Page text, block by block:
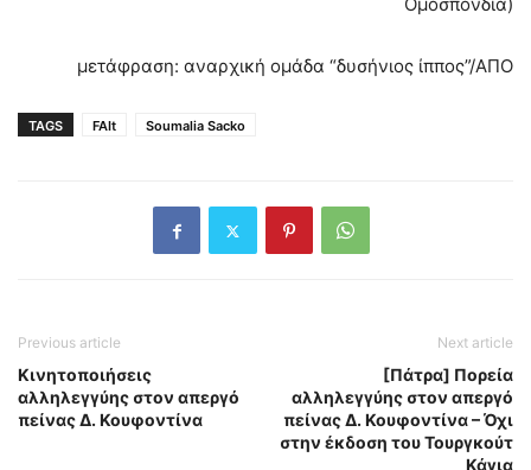
μετάφραση: αναρχική ομάδα “δυσήνιος ίππος”/ΑΠΟ
TAGS FAIt Soumalia Sacko
Previous article
Κινητοποιήσεις
αλληλεγγύης στον απεργό
πείνας Δ. Κουφοντίνα
Next article
[Πάτρα] Πορεία
αλληλεγγύης στον απεργό
πείνας Δ. Κουφοντίνα – Όχι
στην έκδοση του Τουργκούτ
Κάγια